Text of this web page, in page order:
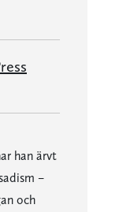
han ärvt
–
och